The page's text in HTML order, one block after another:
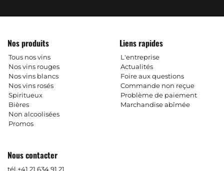
Nos produits
Tous nos vins
Nos vins rouges
Nos vins blancs
Nos vins rosés
Spiritueux
Bières
Non alcoolisées
Promos
Liens rapides
L'entreprise
Actualités
Foire aux questions
Commande non reçue
Problème de paiement
Marchandise abîmée
Nous contacter
tél.+41 21 634 91 21